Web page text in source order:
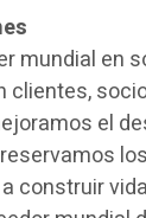
mundial en
clientes,
el
construir